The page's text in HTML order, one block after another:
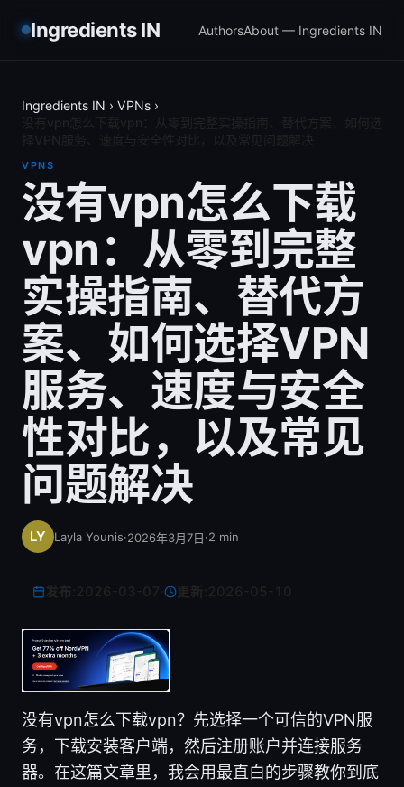
Ingredients IN AuthorsAbout — Ingredients IN
Ingredients IN › VPNs ›
VPNS
没有vpn怎么下载
vpn：从零到完整
实操指南、替代方
案、如何选择VPN
服务、速度与安全
性对比，以及常见
问题解决
Layla Younis·2026年3月7日·2 min
更新:
没有vpn怎么下载vpn？先选择一个可信的VPN服
务，下载安装客户端，然后注册账户并连接服务
器。在这篇文章里，我会用最直白的步骤教你到底